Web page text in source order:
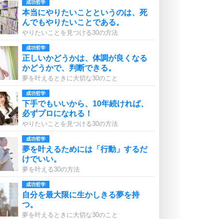
成功哲学
本当にやりたいことというのは、死
んでもやりたいことである。
やりたいことを見つける30の方法
成功哲学
正しいかどうかは、体調が良くなる
かどうかで、判断できる。
夢を叶えるときに大切な30のこと
成功哲学
下手でもいいから、10年続ければ、
必ずプロになれる！
やりたいことを見つける30の方法
成功哲学
夢を叶えるためには「行動」するだ
けでいい。
夢を叶える30の方法
成功哲学
自分を最大限に生かしきる夢を持
つ。
夢を叶えるときに大切な30のこと